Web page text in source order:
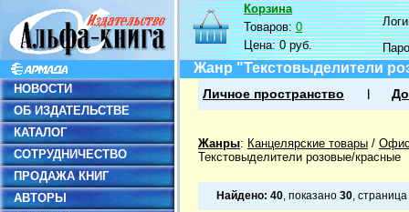
НОВОСТИ
ОБ ИЗДАТЕЛЬСТВЕ
КАТАЛОГ
СОТРУДНИЧЕСТВО
ПРОДАЖА КНИГ
АВТОРЫ
Корзина
Товаров:0
Цена:0 руб.
Жанр "Текстовыделители
Личное пространство
Жанры: Канцелярские товары /
Текстовыделители розовые/красные
Найдено: 40, показано 30, страница